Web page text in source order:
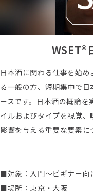
WSET®
日本酒に関わる仕事を始
る一般の方、短期集中で
ースです。日本酒の概論を
イルおよびタイプを視覚
影響を与える重要な要素に
■対象：入門～ビギナー向
■場所：東京・大阪